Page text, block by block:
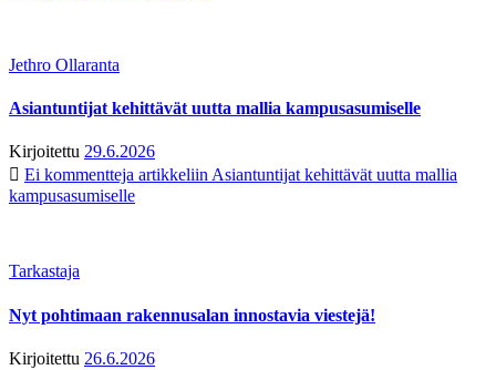
Jethro Ollaranta
Asiantuntijat kehittävät uutta mallia kampusasumiselle
Kirjoitettu 29.6.2026
Ei kommentteja artikkeliin Asiantuntijat kehittävät uutta mallia
kampusasumiselle
Tarkastaja
Nyt pohtimaan rakennusalan innostavia viestejä!
Kirjoitettu 26.6.2026